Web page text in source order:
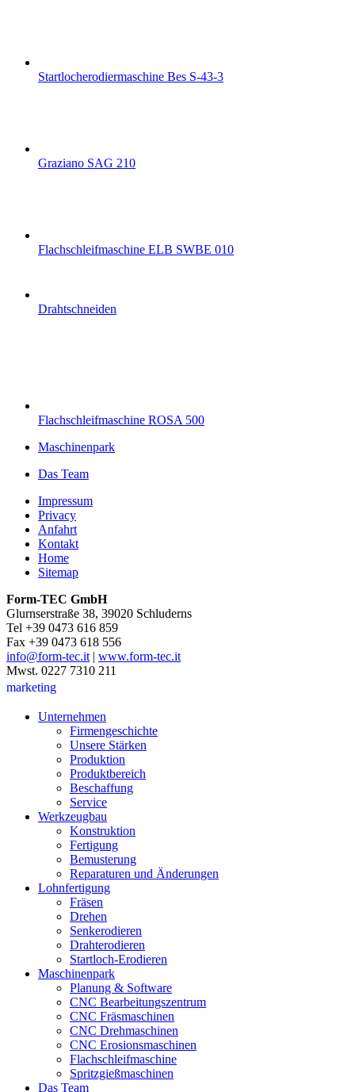
Startlocherodiermaschine Bes S-43-3
Graziano SAG 210
Flachschleifmaschine ELB SWBE 010
Drahtschneiden
Flachschleifmaschine ROSA 500
Maschinenpark
Das Team
Impressum
Privacy
Anfahrt
Kontakt
Home
Sitemap
Form-TEC GmbH
Glurnserstraße 38, 39020 Schluderns
Tel +39 0473 616 859
Fax +39 0473 618 556
info@form-tec.it| www.form-tec.it
Mwst. 0227 7310 211
marketing
Unternehmen
Firmengeschichte
Unsere Stärken
Produktion
Produktbereich
Beschaffung
Service
Werkzeugbau
Konstruktion
Fertigung
Bemusterung
Reparaturen und Änderungen
Lohnfertigung
Fräsen
Drehen
Senkerodieren
Drahterodieren
Startloch-Erodieren
Maschinenpark
Planung & Software
CNC Bearbeitungszentrum
CNC Fräsmaschinen
CNC Drehmaschinen
CNC Erosionsmaschinen
Flachschleifmaschine
Spritzgießmaschinen
Das Team